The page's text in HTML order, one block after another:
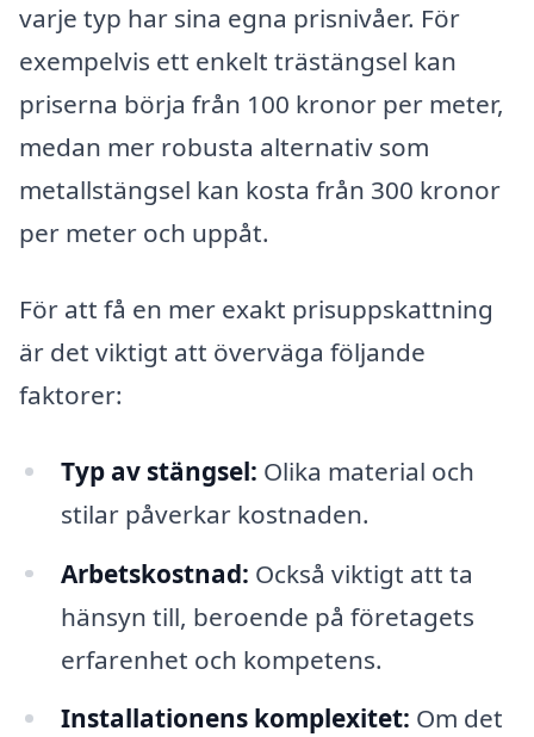
varje typ har sina egna prisnivåer. För
exempelvis ett enkelt trästängsel kan
priserna börja från 100 kronor per meter,
medan mer robusta alternativ som
metallstängsel kan kosta från 300 kronor
per meter och uppåt.
För att få en mer exakt prisuppskattning
är det viktigt att överväga följande
faktorer:
Typ av stängsel: Olika material och
stilar påverkar kostnaden.
Arbetskostnad: Också viktigt att ta
hänsyn till, beroende på företagets
erfarenhet och kompetens.
Installationens komplexitet: Om det